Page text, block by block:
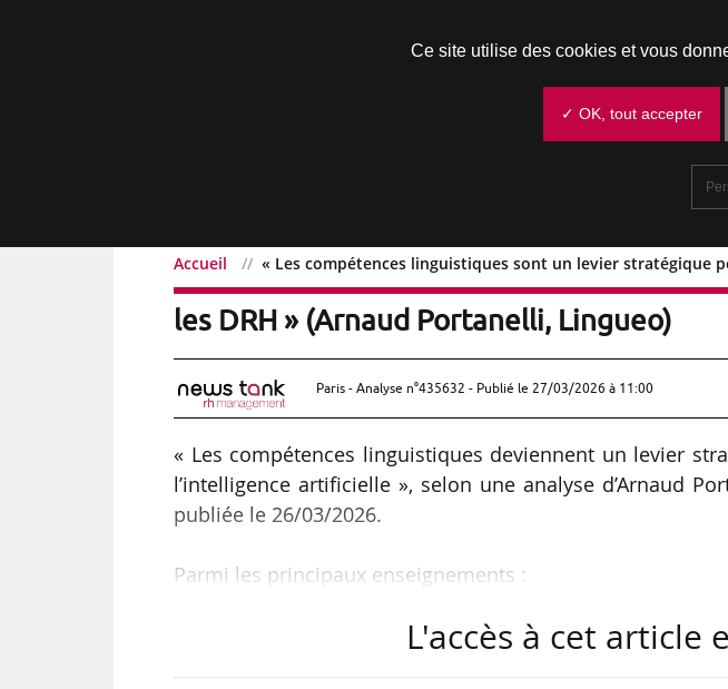
Accueil « Les compétences linguistiques sont un levier stratégique
« Les compétences linguistiques sont un
les DRH » (Arnaud Portanelli, Lingueo)
Paris - Analyse n°435632 - Publié le 27/03/2026 à 11:00
« Les compétences linguistiques deviennent un levier
l’intelligence artificielle », selon une analyse d’Arnaud
publiée le 26/03/2026.
Parmi les principaux enseignements :
organisations face aux transformations liées à l’IA ;
L'accès à cet article
Ce site utilise des cookies et vous
✓ OK, tout accepter